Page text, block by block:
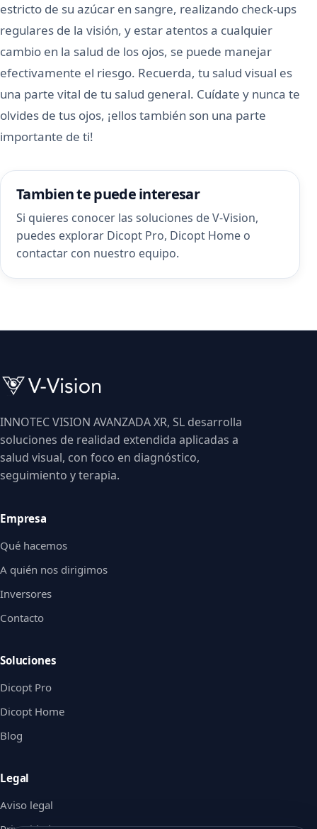
estricto de su azúcar en sangre, realizando check-ups
regulares de la visión, y estar atentos a cualquier
cambio en la salud de los ojos, se puede manejar
efectivamente el riesgo. Recuerda, tu salud visual es
una parte vital de tu salud general. Cuídate y nunca te
olvides de tus ojos, ¡ellos también son una parte
importante de ti!
Tambien te puede interesar
Si quieres conocer las soluciones de V-Vision,
puedes explorar Dicopt Pro, Dicopt Home o
contactar con nuestro equipo.
INNOTEC VISION AVANZADA XR, SL desarrolla
soluciones de realidad extendida aplicadas a
salud visual, con foco en diagnóstico,
seguimiento y terapia.
Empresa
Qué hacemos
A quién nos dirigimos
Inversores
Contacto
Soluciones
Dicopt Pro
Dicopt Home
Blog
Legal
Aviso legal